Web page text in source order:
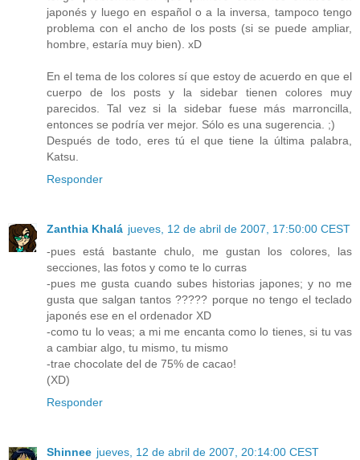
japonés y luego en español o a la inversa, tampoco tengo
problema con el ancho de los posts (si se puede ampliar,
hombre, estaría muy bien). xD
En el tema de los colores sí que estoy de acuerdo en que el
cuerpo de los posts y la sidebar tienen colores muy
parecidos. Tal vez si la sidebar fuese más marroncilla,
entonces se podría ver mejor. Sólo es una sugerencia. ;)
Después de todo, eres tú el que tiene la última palabra,
Katsu.
Responder
Zanthia Khalá jueves, 12 de abril de 2007, 17:50:00 CEST
-pues está bastante chulo, me gustan los colores, las
secciones, las fotos y como te lo curras
-pues me gusta cuando subes historias japones; y no me
gusta que salgan tantos ????? porque no tengo el teclado
japonés ese en el ordenador XD
-como tu lo veas; a mi me encanta como lo tienes, si tu vas
a cambiar algo, tu mismo, tu mismo
-trae chocolate del de 75% de cacao!
(XD)
Responder
Shinnee jueves, 12 de abril de 2007, 20:14:00 CEST